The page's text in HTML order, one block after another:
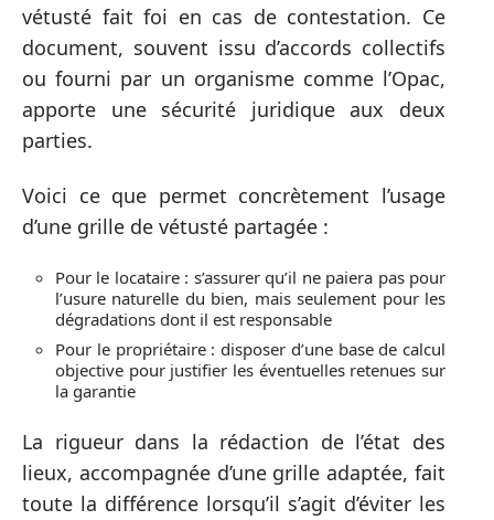
vétusté fait foi en cas de contestation. Ce
document, souvent issu d’accords collectifs
ou fourni par un organisme comme l’Opac,
apporte une sécurité juridique aux deux
parties.
Voici ce que permet concrètement l’usage
d’une grille de vétusté partagée :
Pour le locataire : s’assurer qu’il ne paiera pas pour
l’usure naturelle du bien, mais seulement pour les
dégradations dont il est responsable
Pour le propriétaire : disposer d’une base de calcul
objective pour justifier les éventuelles retenues sur
la garantie
La rigueur dans la rédaction de l’état des
lieux, accompagnée d’une grille adaptée, fait
toute la différence lorsqu’il s’agit d’éviter les